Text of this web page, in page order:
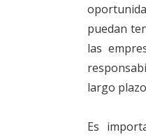
puedan
las
largo
Es